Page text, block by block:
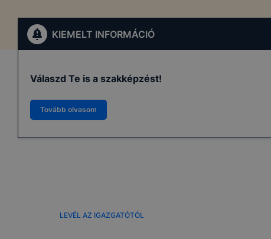
KIEMELT INFORMÁCIÓ
Válaszd Te is a szakképzést!
Tovább olvasom
LEVÉL AZ IGAZGATÓTÓL